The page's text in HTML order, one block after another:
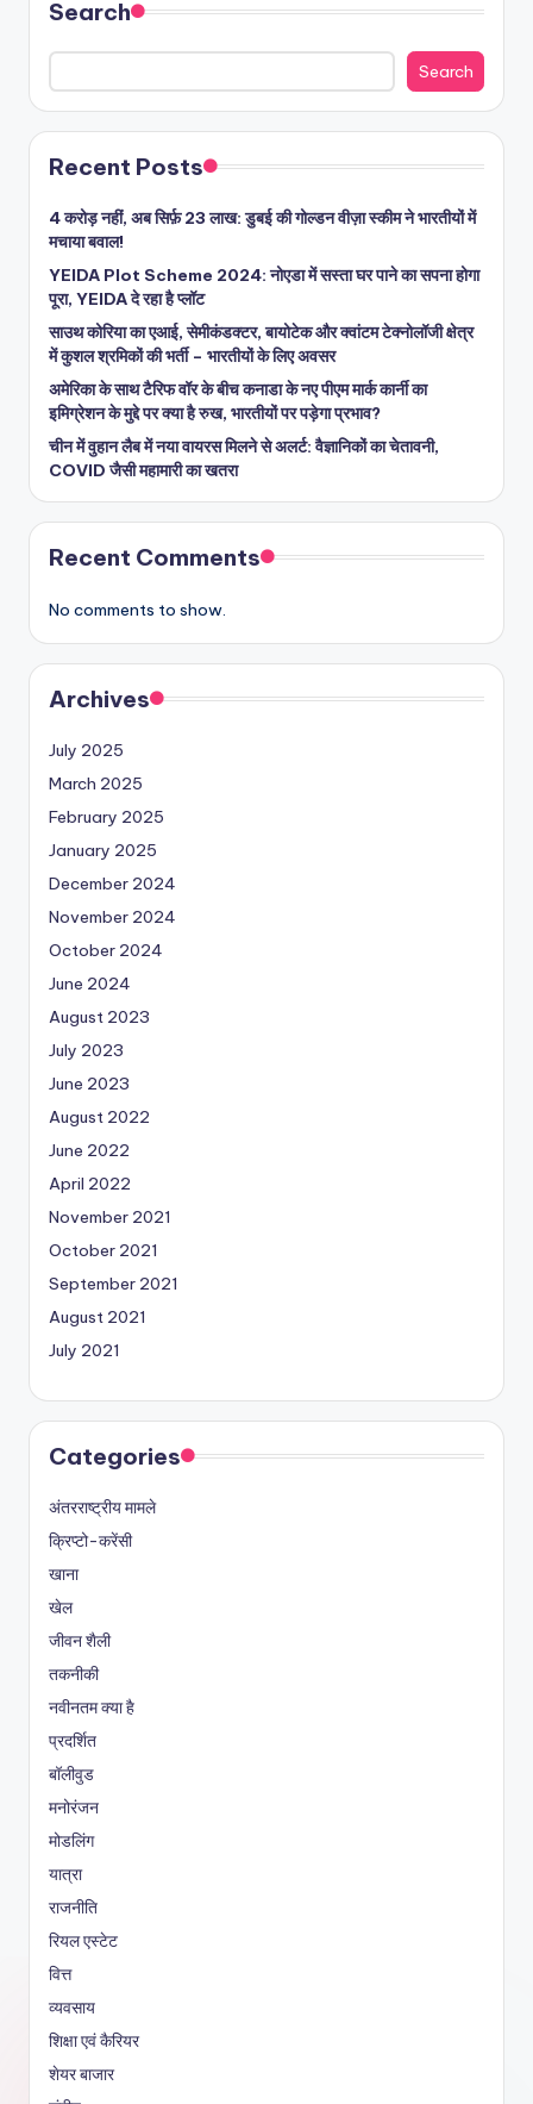
Search
Search
Recent Posts
4 करोड़ नहीं, अब सिर्फ़ 23 लाख: डुबई की गोल्डन वीज़ा स्कीम ने भारतीयों में
मचाया बवाल!
YEIDA Plot Scheme 2024: नोएडा में सस्ता घर पाने का सपना होगा
पूरा, YEIDA दे रहा है प्लॉट
साउथ कोरिया का एआई, सेमीकंडक्टर, बायोटेक और क्वांटम टेक्नोलॉजी क्षेत्र
में कुशल श्रमिकों की भर्ती – भारतीयों के लिए अवसर
अमेरिका के साथ टैरिफ वॉर के बीच कनाडा के नए पीएम मार्क कार्नी का
इमिग्रेशन के मुद्दे पर क्या है रुख, भारतीयों पर पड़ेगा प्रभाव?
चीन में वुहान लैब में नया वायरस मिलने से अलर्ट: वैज्ञानिकों का चेतावनी,
COVID जैसी महामारी का खतरा
Recent Comments
No comments to show.
Archives
July 2025
March 2025
February 2025
January 2025
December 2024
November 2024
October 2024
June 2024
August 2023
July 2023
June 2023
August 2022
June 2022
April 2022
November 2021
October 2021
September 2021
August 2021
July 2021
Categories
अंतरराष्ट्रीय मामले
क्रिप्टो-करेंसी
खाना
खेल
जीवन शैली
तकनीकी
नवीनतम क्या है
प्रदर्शित
बॉलीवुड
मनोरंजन
मोडलिंग
यात्रा
राजनीति
रियल एस्टेट
वित्त
व्यवसाय
शिक्षा एवं कैरियर
शेयर बाजार